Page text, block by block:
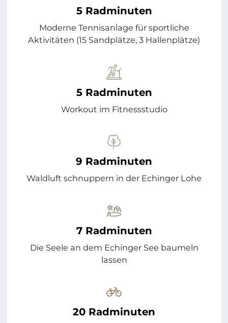
5 Radminuten
Moderne Tennisanlage für sportliche
Aktivitäten (15 Sandplätze, 3 Hallenplätze)
5 Radminuten
Workout im Fitnessstudio
9 Radminuten
Waldluft schnuppern in der Echinger Lohe
7 Radminuten
Die Seele an dem Echinger See baumeln
lassen
20 Radminuten